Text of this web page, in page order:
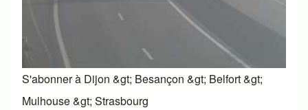
S'abonner à Dijon &gt; Besançon &gt; Belfort &gt;
Mulhouse &gt; Strasbourg